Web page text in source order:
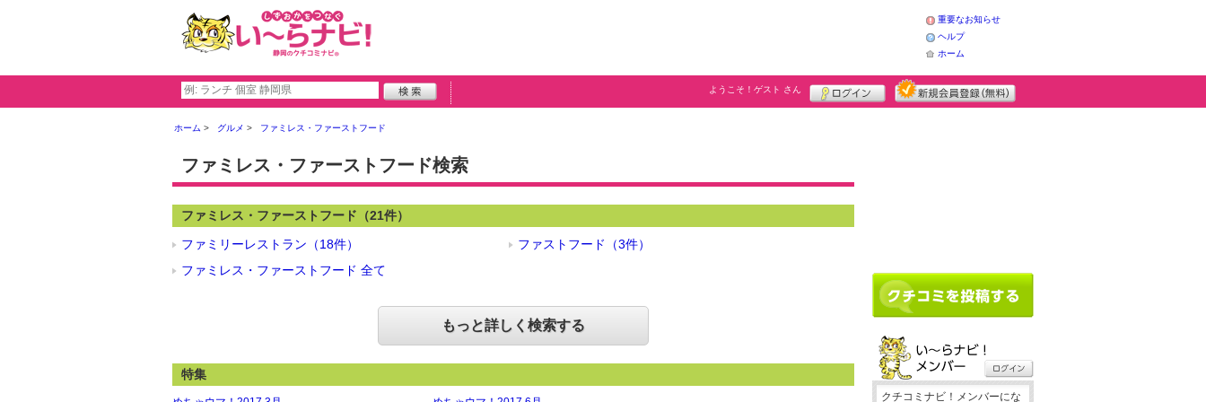
重要なお知らせ
ヘルプ
ホーム
ようこそ！ ゲスト さん
ホーム グルメ ファミレス・ファーストフード
ファミレス・ファーストフード検索
ファミレス・ファーストフード（21件）
ファミリーレストラン（18件）
ファストフード（3件）
ファミレス・ファーストフード 全て
もっと詳しく検索する
特集
クチコミナビ！メンバーにな